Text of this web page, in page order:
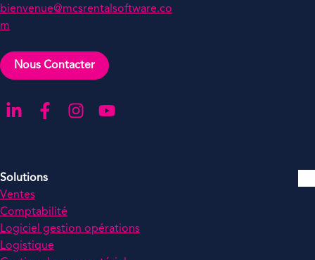
bienvenue@mcsrentalsoftware.co
m
Nous Contacter
Aller sur notre page LinkedIn
Aller sur notre page Facebook
Aller sur notre compte Instagram
Aller sur notre chaîne YouTube
Solutions
Ventes
Comptabilité
Logiciel gestion opérations
Logistique